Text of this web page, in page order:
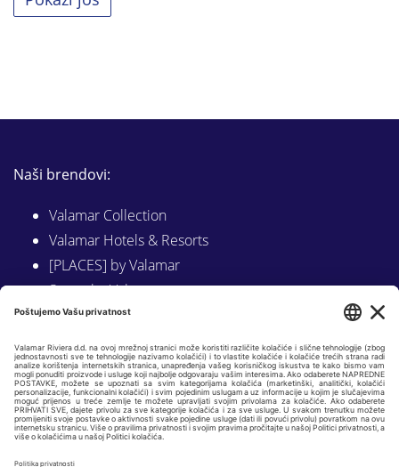
Naši brendovi:
Valamar Collection
Valamar Hotels & Resorts
[PLACES] by Valamar
Sunny by Valamar
Valamar Camping
Istraži na Valamar.com
Slijedite nas na: